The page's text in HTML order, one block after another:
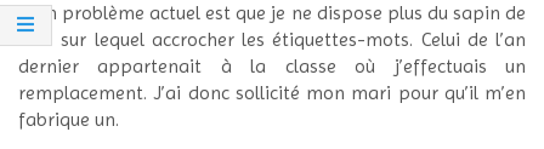
Mon problème actuel est que je ne dispose plus du sapin de
bois sur lequel accrocher les étiquettes-mots. Celui de l’an
dernier appartenait à la classe où j’effectuais un
remplacement. J’ai donc sollicité mon mari pour qu’il m’en
fabrique un.